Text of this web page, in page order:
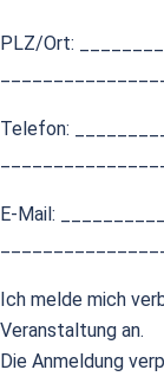
PLZ/Ort:
Telefon:
E-Mail:
Ich melde mich
Veranstaltung an.
Die Anmeldung